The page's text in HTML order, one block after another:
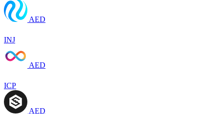
AED
INJ
AED
ICP
AED